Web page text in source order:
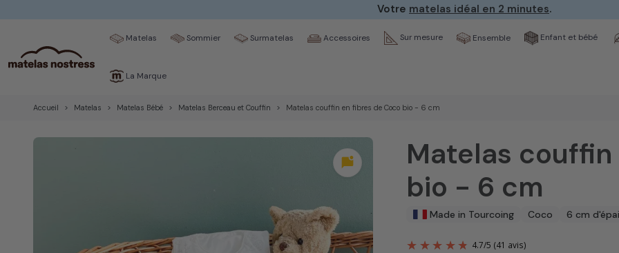
Votre matelas idéal en 2 minutes.
Matelas Sommier Surmatelas Accessoires Sur mesure Ensemble Enfant et bébé
La Marque
Accueil Matelas Matelas Bébé Matelas Berceau et Couffin Matelas couffin en fibres de Coco bio - 6 cm
mark_chat_unread
Matelas
bio - 6 cm
Made in Tourcoing Coco 6 cm